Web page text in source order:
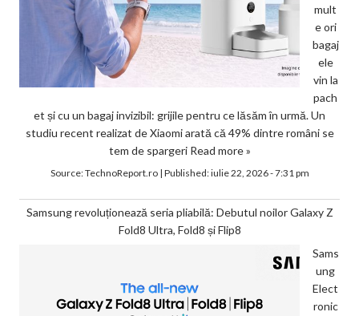
mult
e ori
bagaj
ele
vin la
pach
et și cu un bagaj invizibil: grijile pentru ce lăsăm în urmă. Un
studiu recent realizat de Xiaomi arată că 49% dintre români se
tem de spargeri Read more »
Source:TechnoReport.ro| Published:iulie 22, 2026 - 7:31 pm
Samsung revoluționează seria pliabilă: Debutul noilor Galaxy Z
Fold8 Ultra, Fold8 și Flip8
Sams
ung
Elect
ronic